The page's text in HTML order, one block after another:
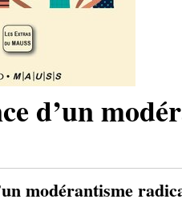
d’un
modérantisme